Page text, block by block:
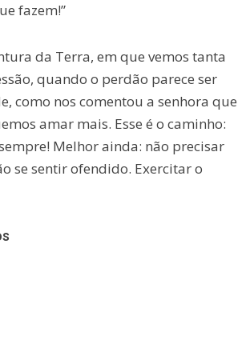
fazem!”
da Terra, em que vemos tanta
quando o perdão parece ser
como nos comentou a senhora que
amar mais. Esse é o caminho:
Melhor ainda: não precisar
se sentir ofendido. Exercitar o